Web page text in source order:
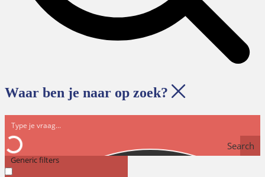
Waar ben je naar op zoek?
Search
Generic filters